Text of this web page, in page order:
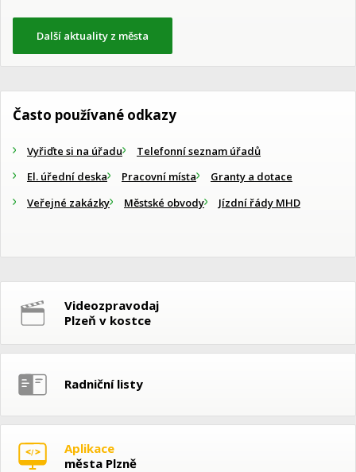
Další aktuality z města
Často používané odkazy
Vyřiďte si na úřadu
Telefonní seznam úřadů
El. úřední deska
Pracovní místa
Granty a dotace
Veřejné zakázky
Městské obvody Jízdní řády MHD
Videozpravodaj
Plzeň v kostce
Radniční listy
Aplikace
města Plzně